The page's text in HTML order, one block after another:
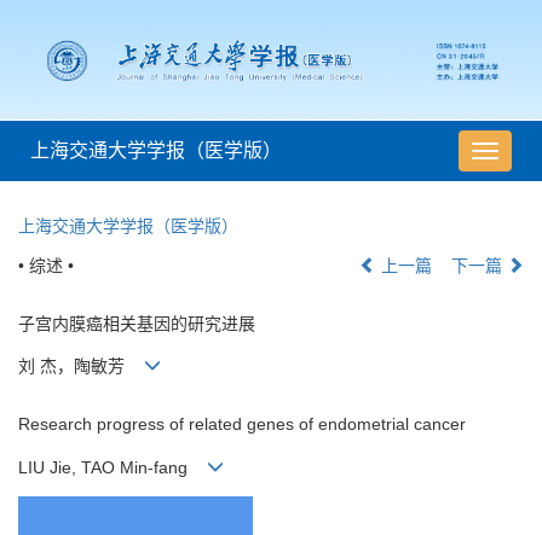
导
航
上海交通大学学报（医学版）
上海交通大学学报（医学版）
• 综述 • 上一篇 下一篇
子宫内膜癌相关基因的研究进展
刘 杰，陶敏芳
Research progress of related genes of endometrial cancer
LIU Jie, TAO Min-fang